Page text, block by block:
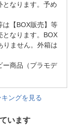
となります。予め
【BOX販売】等
となります。BOX
りません。外箱は
商品（プラモデ
ングを見る
います